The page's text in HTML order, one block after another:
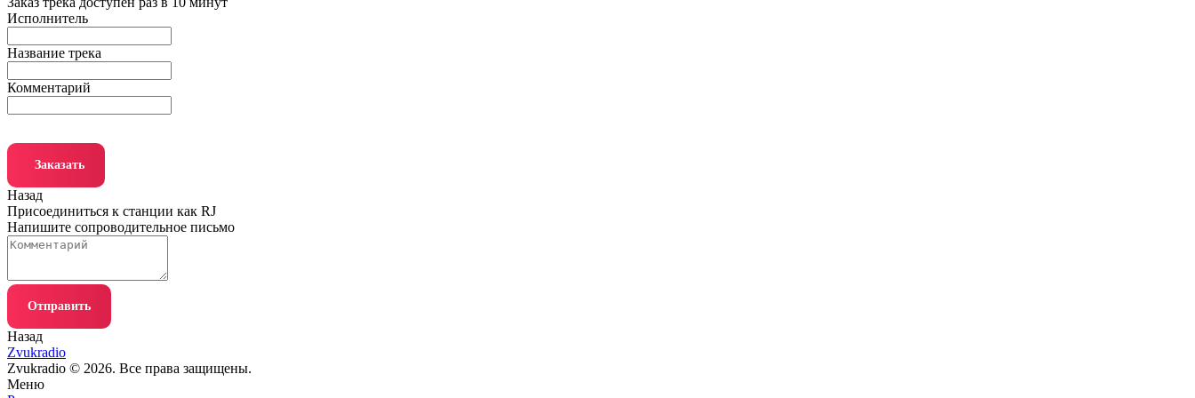
Исполнитель
Название трека
Комментарий
Заказать
Назад
Присоединиться к станции как RJ
Напишите сопроводительное письмо
Отправить
Назад
Zvukradio
Zvukradio © 2026. Все права защищены.
Меню